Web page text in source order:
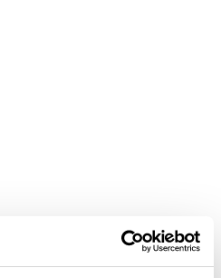
Ver todas las opiniones sobre